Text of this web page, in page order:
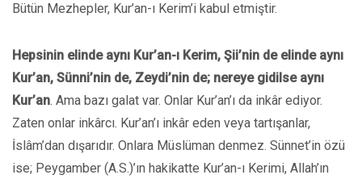
Bütün Mezhepler, Kur’an-ı Kerim’i kabul etmiştir.
Hepsinin elinde aynı Kur’an-ı Kerim, Şii’nin de elinde aynı
Kur’an, Sünni’nin de, Zeydi’nin de; nereye gidilse aynı
Kur’an. Ama bazı galat var. Onlar Kur’an’ı da inkâr ediyor.
Zaten onlar inkârcı. Kur’an’ı inkâr eden veya tartışanlar,
İslâm’dan dışarıdır. Onlara Müslüman denmez. Sünnet’in özü
ise; Peygamber (A.S.)’ın hakikatte Kur’an-ı Kerimi, Allah’ın